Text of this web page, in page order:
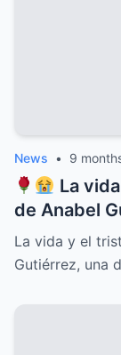
News • 9
La
de Anabel
iluminó el
pero cuyo
La vida y el
Gutiérrez, una